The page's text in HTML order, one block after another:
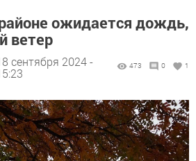
ожидается дождь,
ветер
сентября 2024 -
473 0 1